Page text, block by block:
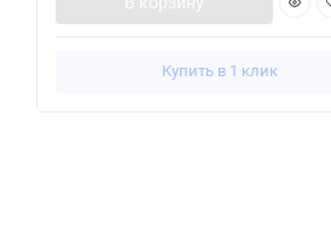
Купить в 1 клик